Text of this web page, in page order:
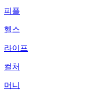
피플
헬스
라이프
컬처
머니